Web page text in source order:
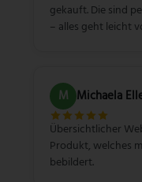
gekauft. Die sind
– alles geht leicht
M Michaela
Übersichtlicher
Produkt, welches
bebildert.